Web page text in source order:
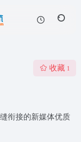
收藏 1
衔接的新媒体优质